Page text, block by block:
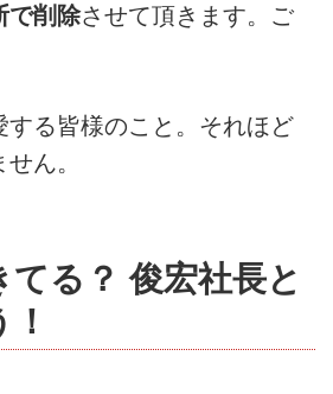
で削除させて頂きます。ご
する皆様のこと。それほど
ん。
てる？ 俊宏社長と